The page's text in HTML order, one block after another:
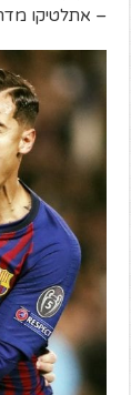
– אתלטיקו